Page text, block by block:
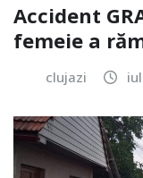
Accident
femeie a
clujazi